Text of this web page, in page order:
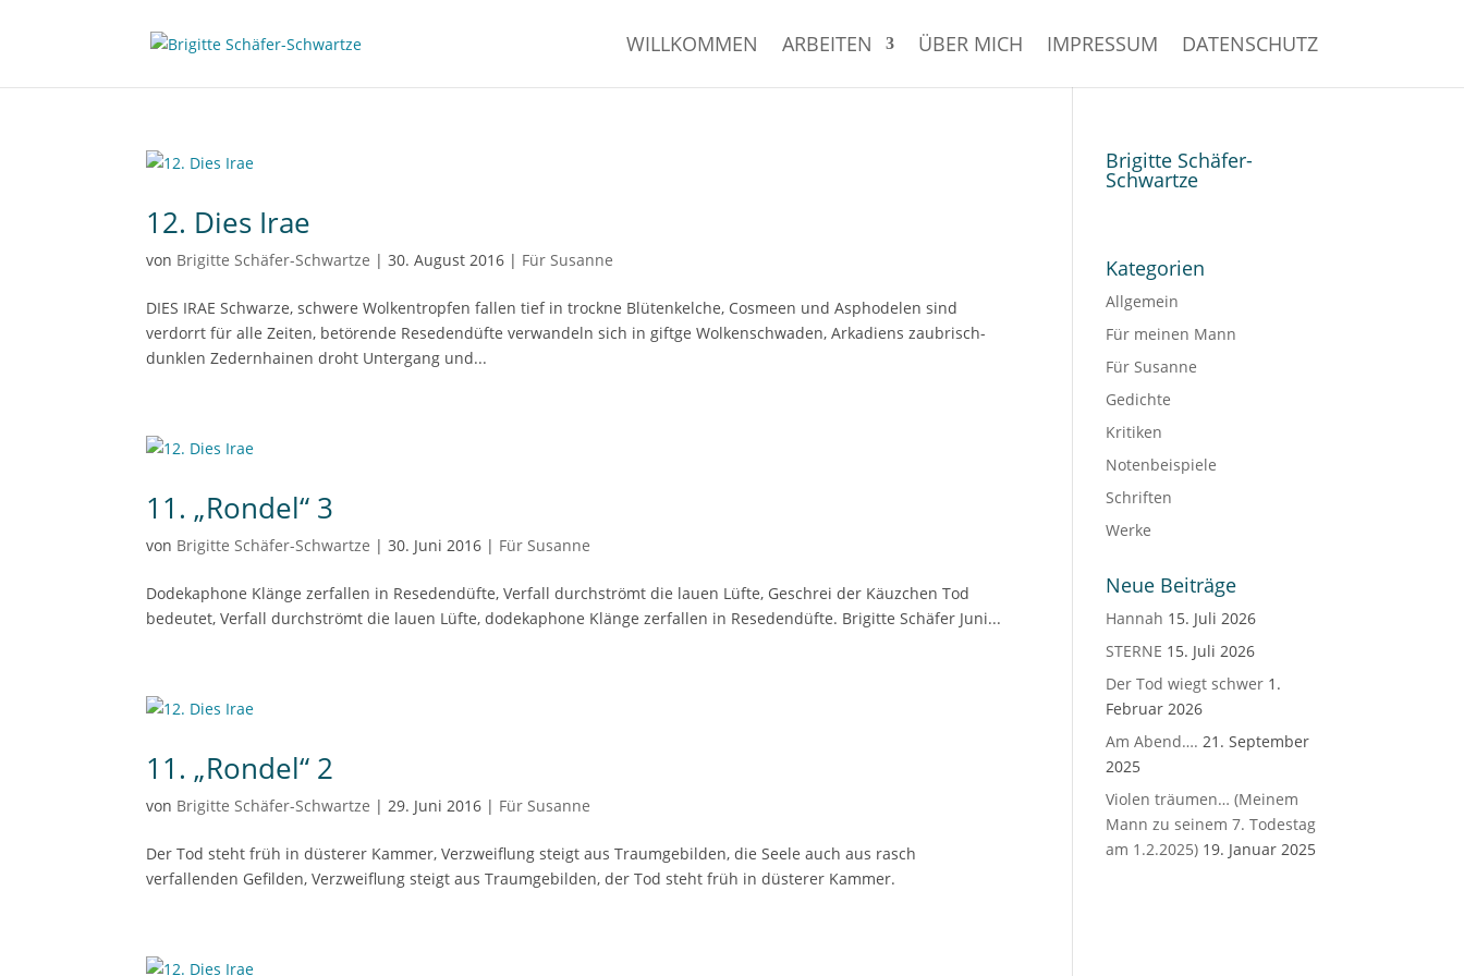
WILLKOMMEN ARBEITEN ÜBER MICH IMPRESSUM DATENSCHUTZ
12. Dies Irae
von Brigitte Schäfer-Schwartze |30. August 2016 | Für Susanne
DIES IRAE Schwarze, schwere Wolkentropfen fallen tief in trockne Blütenkelche, Cosmeen und Asphodelen sind
verdorrt für alle Zeiten, betörende Resedendüfte verwandeln sich in giftge Wolkenschwaden, Arkadiens zaubrisch-
dunklen Zedernhainen droht Untergang und...
11. „Rondel“ 3
von Brigitte Schäfer-Schwartze |30. Juni 2016 | Für Susanne
Dodekaphone Klänge zerfallen in Resedendüfte, Verfall durchströmt die lauen Lüfte, Geschrei der Käuzchen Tod
bedeutet, Verfall durchströmt die lauen Lüfte, dodekaphone Klänge zerfallen in Resedendüfte. Brigitte Schäfer Juni...
11. „Rondel“ 2
von Brigitte Schäfer-Schwartze |29. Juni 2016 | Für Susanne
Der Tod steht früh in düsterer Kammer, Verzweiflung steigt aus Traumgebilden, die Seele auch aus rasch
verfallenden Gefilden, Verzweiflung steigt aus Traumgebilden, der Tod steht früh in düsterer Kammer.
Brigitte Schäfer-
Schwartze
Kategorien
Allgemein
Für meinen Mann
Für Susanne
Gedichte
Kritiken
Notenbeispiele
Schriften
Werke
Neue Beiträge
Hannah 15. Juli 2026
STERNE 15. Juli 2026
Der Tod wiegt schwer 1.
Februar 2026
Am Abend…. 21. September
2025
Violen träumen… (Meinem
Mann zu seinem 7. Todestag
am 1.2.2025) 19. Januar 2025